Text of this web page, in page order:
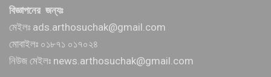
বিজ্ঞাপনের জন্যঃ
মেইলঃ ads.arthosuchak@gmail.com
মোবাইলঃ ০১৮৭১ ০১৭০২৪
নিউজ মেইলঃ news.arthosuchak@gmail.com